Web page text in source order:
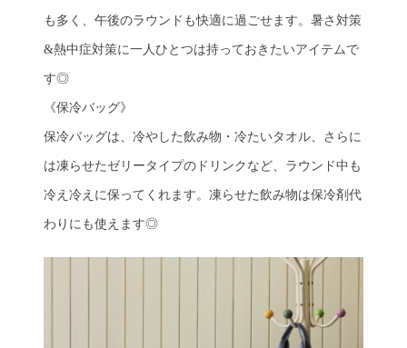
も多く、午後のラウンドも快適に過ごせます。暑さ対策
&熱中症対策に一人ひとつは持っておきたいアイテムで
す◎
《保冷バッグ》
保冷バッグは、冷やした飲み物・冷たいタオル、さらに
は凍らせたゼリータイプのドリンクなど、ラウンド中も
冷え冷えに保ってくれます。凍らせた飲み物は保冷剤代
わりにも使えます◎